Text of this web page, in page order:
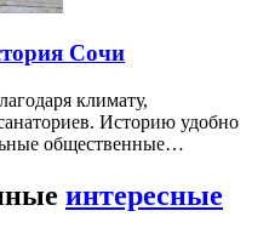
Сочи
климату,
Историю удобно
общественные…
интересные